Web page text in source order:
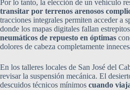
Por lo tanto, la elección de un vehículo
transitar por terrenos arenosos
tracciones integrales permiten acceder a
donde los mapas digitales fallan
neumáticos de repuesto en óptimas
dolores de cabeza completamente
En los talleres locales de San José del
revisar la suspensión mecánica. El
descuidos técnicos mínimos cuando